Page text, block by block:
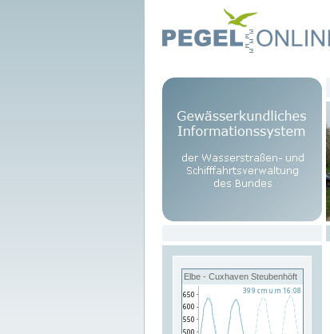
Elbe - Cuxhaven Steubenhöft